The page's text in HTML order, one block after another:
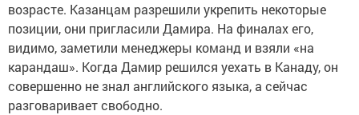
возрасте. Казанцам разрешили укрепить некоторые
позиции, они пригласили Дамира. На финалах его,
видимо, заметили менеджеры команд и взяли «на
карандаш». Когда Дамир решился уехать в Канаду, он
совершенно не знал английского языка, а сейчас
разговаривает свободно.